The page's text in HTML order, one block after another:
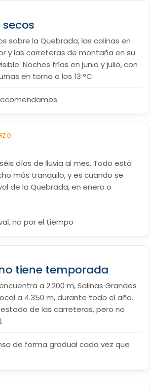
secos
sobre la Quebrada, las colinas en
y las carreteras de montaña en su
Noches frías en junio y julio, con
en torno a los 13 °C.
días de lluvia al mes. Todo está
más tranquilo, y es cuando se
de la Quebrada, en enero o
no por el tiempo
tiene temporada
a 2.200 m, Salinas Grandes
a 4.350 m, durante todo el año.
de las carreteras, pero no
de forma gradual cada vez que